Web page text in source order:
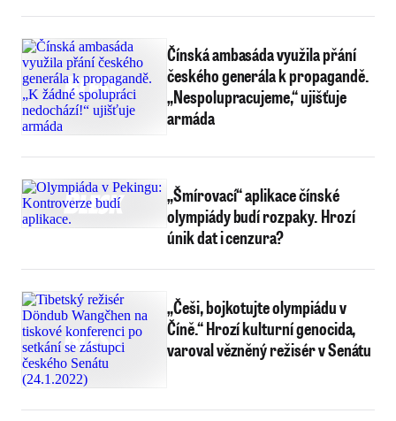
Čínská ambasáda využila přání
českého generála k propagandě.
„Nespolupracujeme,“ ujišťuje
armáda
„Šmírovací“ aplikace čínské
olympiády budí rozpaky. Hrozí
únik dat i cenzura?
„Češi, bojkotujte olympiádu v
Číně.“ Hrozí kulturní genocida,
varoval vězněný režisér v Senátu